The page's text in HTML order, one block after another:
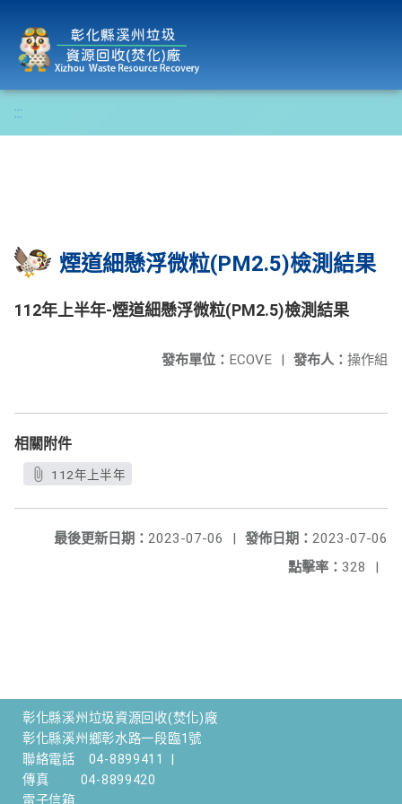
:::
煙道細懸浮微粒(PM2.5)檢測結果
112年上半年-煙道細懸浮微粒(PM2.5)檢測結果
發布人： 操作組
發布單位： ECOVE |
相關附件
112年上半年
發佈日期： 2023-07-06
最後更新日期： 2023-07-06
|
點擊率： 328 |
彰化縣溪州垃圾資源回收(焚化)廠
彰化縣溪州鄉彰水路一段臨1號
聯絡電話
04-8899411
傳真
04-8899420
電子信箱